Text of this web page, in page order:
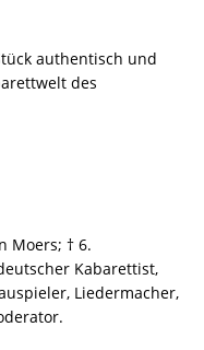
authentisch und
des
Moers; † 6.
Kabarettist,
Liedermacher,